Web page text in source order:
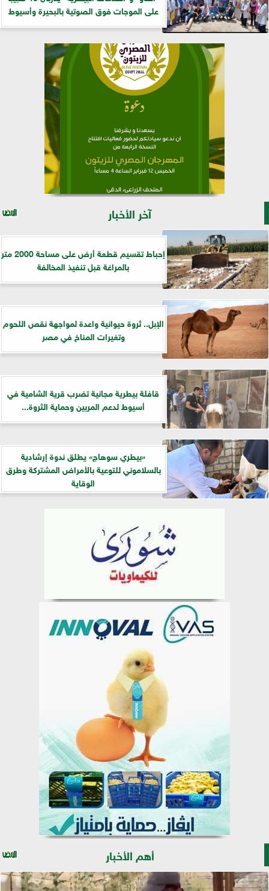
على الموجات فوق الصوتية بالبحيرة وأسيوط
آخر الأخبار
إحباط تقسيم قطعة أرض على مساحة 2000 متر
بالمراغة قبل تنفيذ المخالفة
الإبل.. ثروة حيوانية واعدة لمواجهة نقص اللحوم
وتغيرات المناخ في مصر
قافلة بيطرية مجانية تضرب قرية الشامية في
أسيوط لدعم المربين وحماية الثروة...
«بيطري سوهاج» يطلق ندوة إرشادية
بالسلاموني للتوعية بالأمراض المشتركة وطرق
الوقاية
أهم الأخبار